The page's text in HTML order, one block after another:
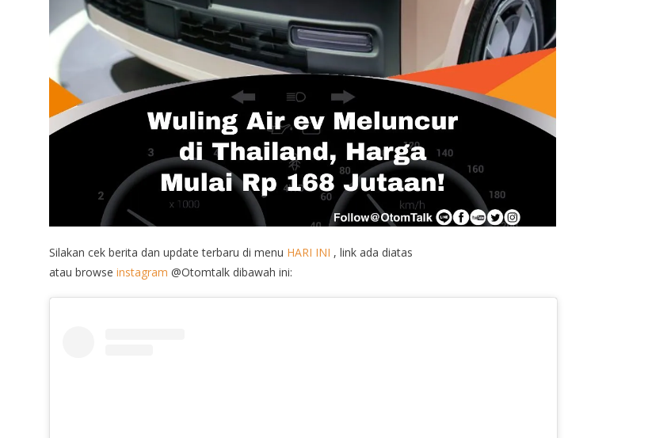
Silakan cek berita dan update terbaru di menu HARI INI , link ada diatas
atau browse instagram @Otomtalk dibawah ini: